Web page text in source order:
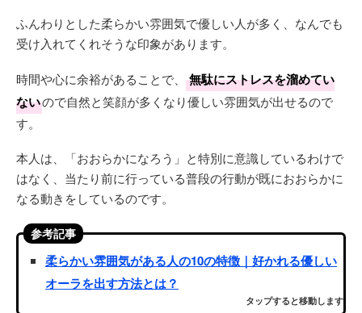
ふんわりとした柔らかい雰囲気で優しい人が多く、なんでも
受け入れてくれそうな印象があります。
時間や心に余裕があることで、
無駄にストレスを溜めてい
ないので自然と笑顔が多くなり優しい雰囲気が出せるので
す。
本人は、「おおらかになろう」と特別に意識しているわけで
はなく、当たり前に行っている普段の行動が既におおらかに
なる動きをしているのです。
参考記事
柔らかい雰囲気がある人の10の特徴｜好かれる優しい
オーラを出す方法とは？
タップすると移動します